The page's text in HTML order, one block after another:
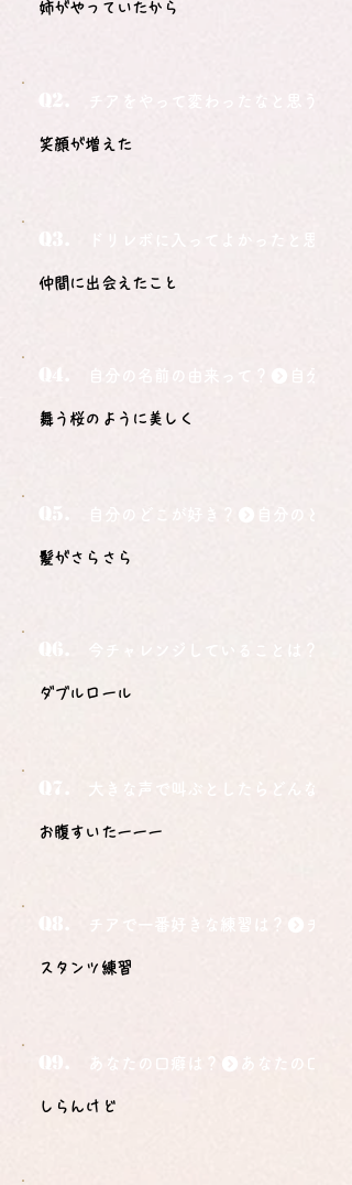
姉がやっていたから
Q2.
笑顔が増えた
仲間に出会えたこと
舞う桜のように美しく
自分のどこが好き？
髪がさらさら
今チャレンジしていることは？
ダブルロール
Q7. 大きな声で叫ぶとしたらどんな言葉
お腹すいたーーー
Q8. チアで一番好きな練習は？
スタンツ練習
あなたの口癖は？
しらんけど